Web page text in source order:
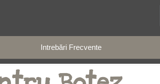
Intrebări Frecvente